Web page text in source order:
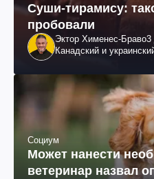
Суши-тирамису:
пробовали
Эктор Хименес-Браво3
Канадский и
Социум
Может нанести
ветеринар назвал